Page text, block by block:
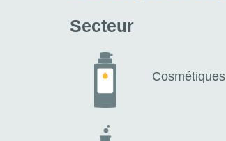
Secteur
Cosmétiques